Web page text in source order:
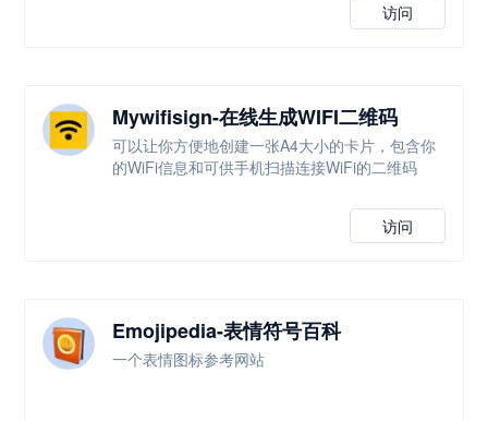
访问
Mywifisign-在线生成WIFI二维码
可以让你方便地创建一张A4大小的卡片，包含你
的WiFi信息和可供手机扫描连接WiFi的二维码
访问
Emojipedia-表情符号百科
一个表情图标参考网站